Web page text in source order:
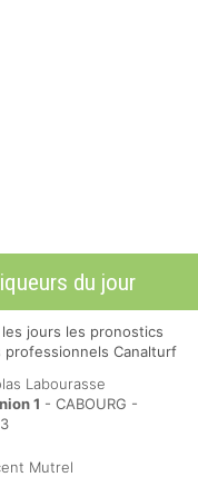
du jour
jours les pronostics
professionnels Canalturf
Labourasse
1 - CABOURG -
Mutrel